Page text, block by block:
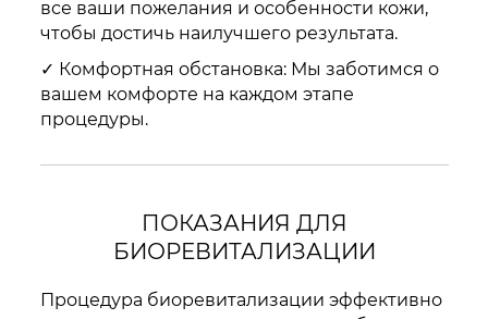
все ваши пожелания и особенности кожи,
чтобы достичь наилучшего результата.
✓ Комфортная обстановка: Мы заботимся о
вашем комфорте на каждом этапе
процедуры.
ПОКАЗАНИЯ ДЛЯ
БИОРЕВИТАЛИЗАЦИИ
Процедура биоревитализации эффективно